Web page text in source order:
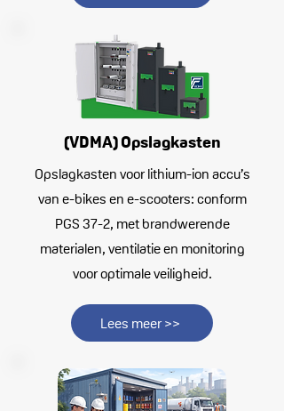
(VDMA) Opslagkasten
Opslagkasten voor lithium-ion accu’s
van e-bikes en e-scooters: conform
PGS 37-2, met brandwerende
materialen, ventilatie en monitoring
voor optimale veiligheid.
Lees meer >>